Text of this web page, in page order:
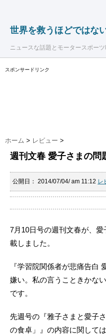
世界を救うほどではな
ニュースな話題とモータースポー
スポンサードリンク
ホーム > レビュー >
週刊文春 愛子さまの問
公開日： 2014/07/04/ am 11:12 レ
7月10日号の週刊文春が、
載しました。
『学習院関係者が悲痛告白
嫌い。私の言うこときかな
です。
先週号の『雅子さまと愛子
の食卓」』の内容に関して